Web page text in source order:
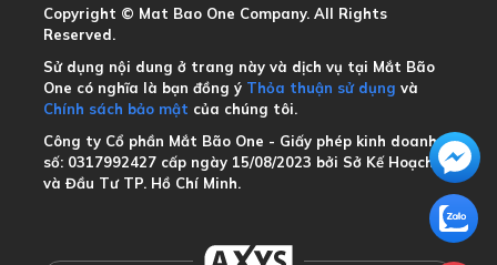
Copyright © Mat Bao One Company. All Rights
Reserved.
Sử dụng nội dung ở trang này và dịch vụ tại Mắt Bão
One có nghĩa là bạn đồng ý Thỏa thuận sử dụng và
Chính sách bảo mật của chúng tôi.
Công ty Cổ phần Mắt Bão One - Giấy phép kinh doanh
số: 0317992427 cấp ngày 15/08/2023 bởi Sở Kế Hoạch
và Đầu Tư TP. Hồ Chí Minh.